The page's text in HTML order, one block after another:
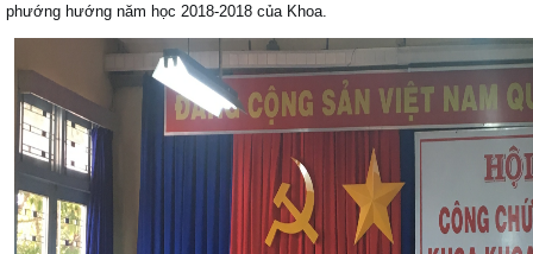
phướng hướng năm học 2018-2018 của Khoa.